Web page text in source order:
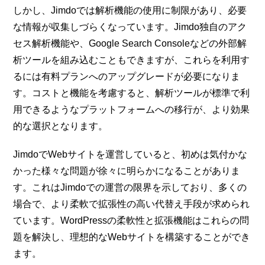
しかし、Jimdoでは解析機能の使用に制限があり、必要
な情報が収集しづらくなっています。Jimdo独自のアク
セス解析機能や、Google Search Consoleなどの外部解
析ツールを組み込むこともできますが、これらを利用す
るには有料プランへのアップグレードが必要になりま
す。コストと機能を考慮すると、解析ツールが標準で利
用できるようなプラットフォームへの移行が、より効果
的な選択となります。
JimdoでWebサイトを運営していると、初めは気付かな
かった様々な問題が徐々に明らかになることがありま
す。これはJimdoでの運営の限界を示しており、多くの
場合で、より柔軟で拡張性の高い代替え手段が求められ
ています。WordPressの柔軟性と拡張機能はこれらの問
題を解決し、理想的なWebサイトを構築することができ
ます。